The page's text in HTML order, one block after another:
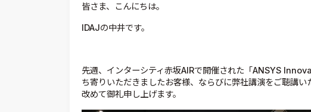
皆さま、こんにちは。
IDAJの中井です。
先週、インターシティ赤坂AIRで開催された「ANSYS
ち寄りいただきましたお客様、ならびに弊社講演をご聴講
改めて御礼申し上げます。